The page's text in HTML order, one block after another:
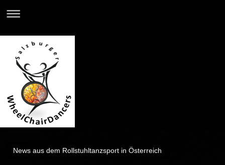
News aus dem Rollstuhltanzsport in Österreich